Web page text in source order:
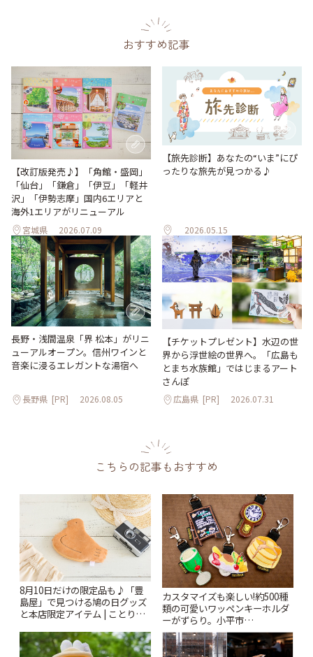
おすすめ記事
【改訂版発売♪】「角館・盛岡」
「仙台」「鎌倉」「伊豆」「軽井
沢」「伊勢志摩」国内6エリアと
海外1エリアがリニューアル
宮城県 2026.07.09
【旅先診断】あなたの“いま”にぴ
ったりな旅先が見つかる♪
2026.05.15
長野・浅間温泉「界 松本」がリニ
ューアルオープン。信州ワインと
音楽に浸るエレガントな湯宿へ
長野県 [PR] 2026.08.05
【チケットプレゼント】水辺の世
界から浮世絵の世界へ。「広島も
とまち水族館」ではじまるアート
さんぽ
広島県 [PR] 2026.07.31
こちらの記事もおすすめ
8月10日だけの限定品も♪「豊
島屋」で見つける鳩の日グッズ
と本店限定アイテム | ことりっ
カスタマイズも楽しい!約500種
類の可愛いワッペンキーホルダ
ーがずらり。小平市
「Kimamaya T&K」 | ことりっ
ぷ